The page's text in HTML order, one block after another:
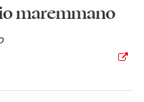
maremmano